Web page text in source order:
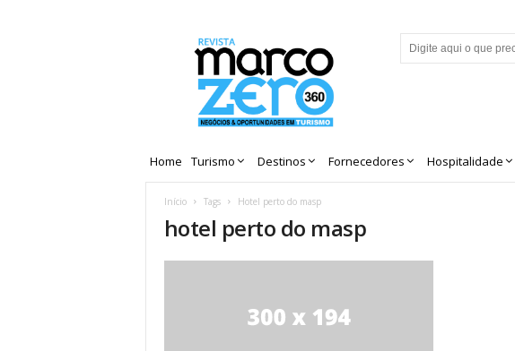
Home Turismo Destinos Fornecedores Hospitalidade
Início Tags Hotel perto do masp
hotel perto do masp